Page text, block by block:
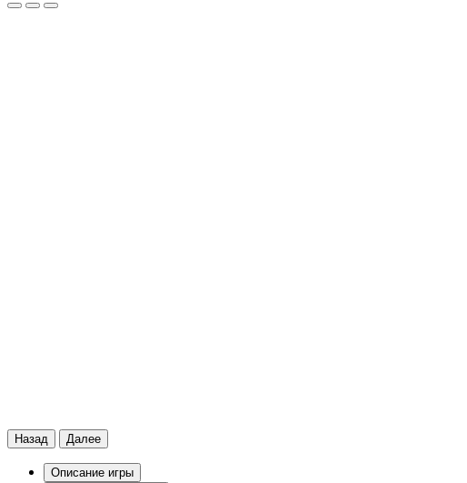
Назад Далее
Описание игры